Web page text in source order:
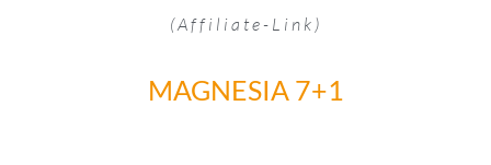
(Affiliate-Link)
MAGNESIA 7+1